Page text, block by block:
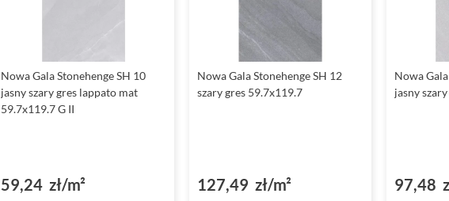
Nowa Gala Stonehenge SH 10
jasny szary gres lappato mat
59.7x119.7 G II
59,24 zł/m²
Nowa Gala Stonehenge SH 12
szary gres 59.7x119.7
127,49 zł/m²
Nowa
jasny
97,48